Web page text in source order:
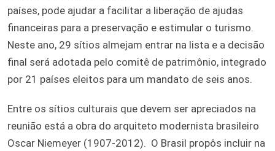
países, pode ajudar a facilitar a liberação de ajudas
financeiras para a preservação e estimular o turismo.
Neste ano, 29 sítios almejam entrar na lista e a decisão
final será adotada pelo comitê de patrimônio, integrado
por 21 países eleitos para um mandato de seis anos.
Entre os sítios culturais que devem ser apreciados na
reunião está a obra do arquiteto modernista brasileiro
Oscar Niemeyer (1907-2012). O Brasil propôs incluir na